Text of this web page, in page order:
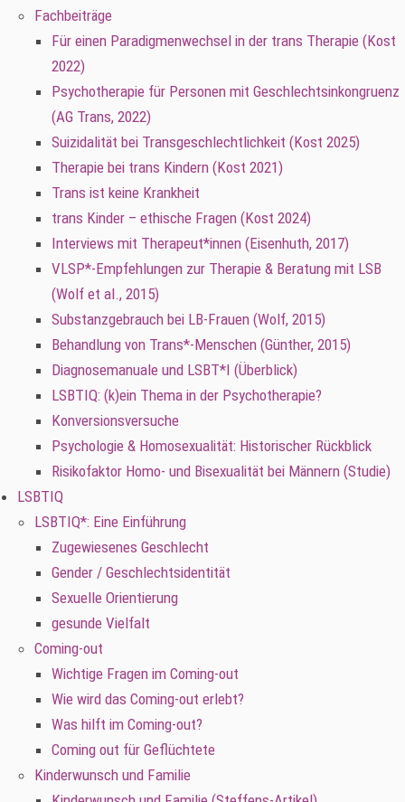
Fachbeiträge
Für einen Paradigmenwechsel in der trans Therapie (Kost
2022)
Psychotherapie für Personen mit Geschlechtsinkongruenz
(AG Trans, 2022)
Suizidalität bei Transgeschlechtlichkeit (Kost 2025)
Therapie bei trans Kindern (Kost 2021)
Trans ist keine Krankheit
trans Kinder – ethische Fragen (Kost 2024)
Interviews mit Therapeut*innen (Eisenhuth, 2017)
VLSP*-Empfehlungen zur Therapie & Beratung mit LSB
(Wolf et al., 2015)
Substanzgebrauch bei LB-Frauen (Wolf, 2015)
Behandlung von Trans*-Menschen (Günther, 2015)
Diagnosemanuale und LSBT*I (Überblick)
LSBTIQ: (k)ein Thema in der Psychotherapie?
Konversionsversuche
Psychologie & Homosexualität: Historischer Rückblick
Risikofaktor Homo- und Bisexualität bei Männern (Studie)
LSBTIQ
LSBTIQ*: Eine Einführung
Zugewiesenes Geschlecht
Gender / Geschlechtsidentität
Sexuelle Orientierung
gesunde Vielfalt
Coming-out
Wichtige Fragen im Coming-out
Wie wird das Coming-out erlebt?
Was hilft im Coming-out?
Coming out für Geflüchtete
Kinderwunsch und Familie